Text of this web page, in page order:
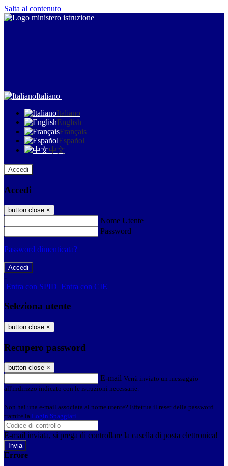
Salta al contenuto
Italiano
Italiano
English
Français
Español
中文
Accedi
Accedi
button close ×
Nome Utente
Password
Password dimenticata?
-
Entra con SPID Entra con CIE
Seleziona utente
button close ×
Recupero password
button close ×
E-mail Verrà inviato un messaggio
all'indirizzo indicato con le istruzioni necessarie.
Non hai una e-mail associata al nome utente? Effettua il reset della password
tramite la Login Spaggiari
E-mail inviata, si prega di controllare la casella di posta elettronica!
Errore